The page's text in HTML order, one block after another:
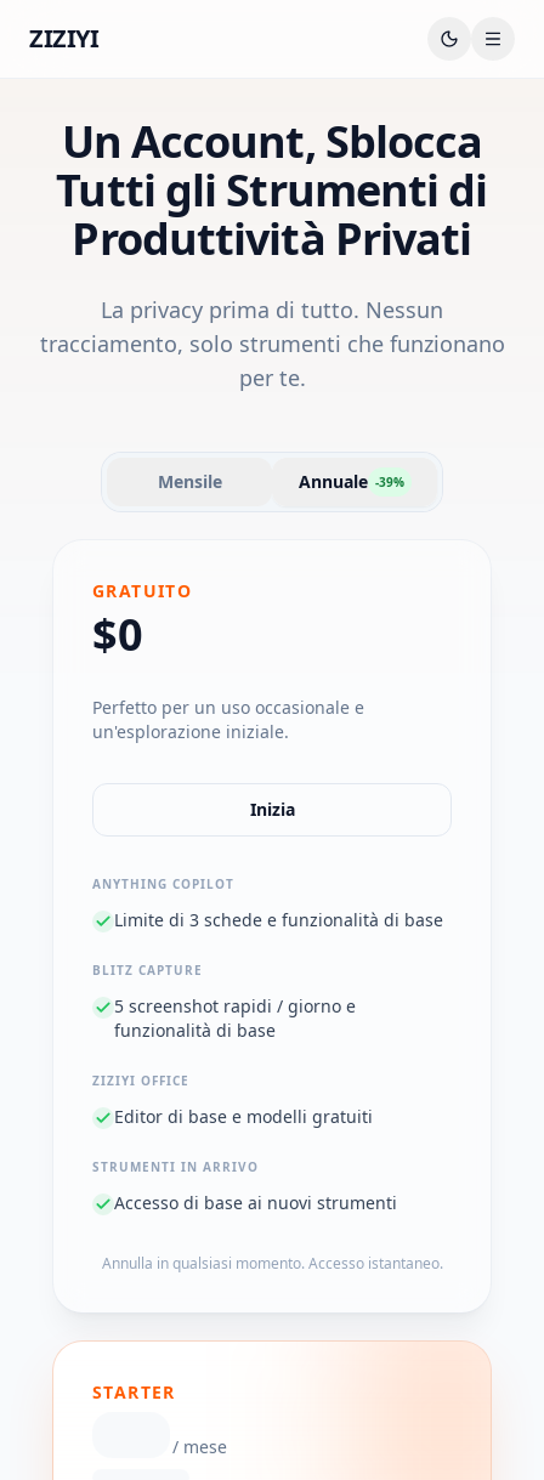
ZIZIYI
Un Account, Sblocca
Tutti gli Strumenti di
Produttività Privati
La privacy prima di tutto. Nessun
tracciamento, solo strumenti che funzionano
per te.
Mensile Annuale -39%
GRATUITO
$0
Perfetto per un uso occasionale e
un'esplorazione iniziale.
Inizia
ANYTHING COPILOT
Limite di 3 schede e funzionalità di base
BLITZ CAPTURE
5 screenshot rapidi / giorno e
funzionalità di base
ZIZIYI OFFICE
Editor di base e modelli gratuiti
STRUMENTI IN ARRIVO
Accesso di base ai nuovi strumenti
Annulla in qualsiasi momento. Accesso istantaneo.
STARTER
/ mese